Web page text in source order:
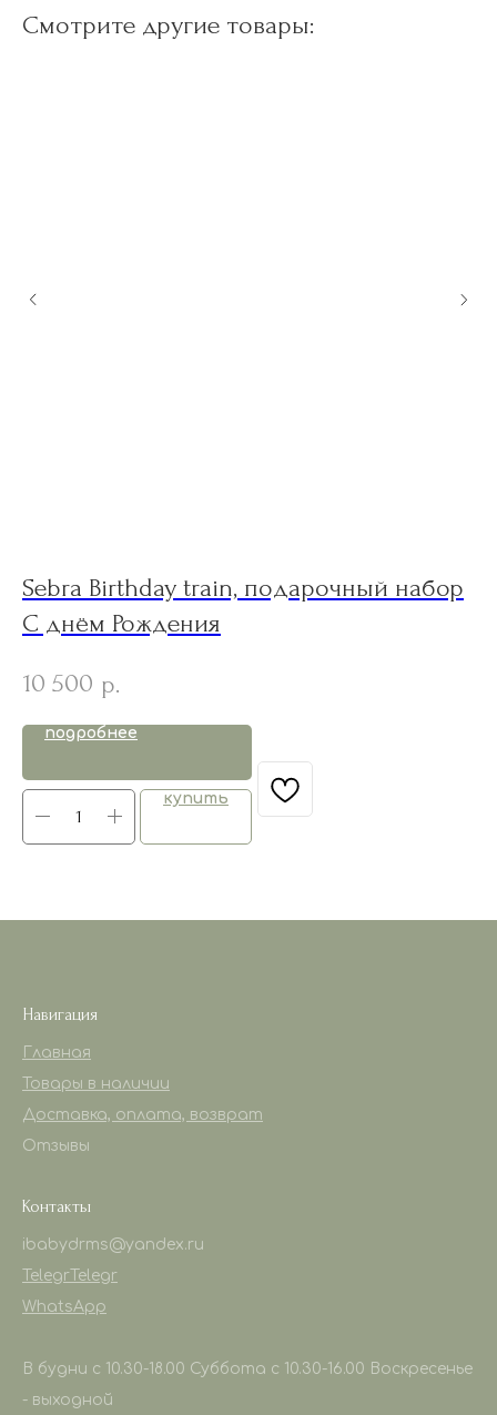
Смотрите другие товары:
Sebra Birthday train, подарочный набор
С днём Рождения
10 500 р.
подробнее
купить
Навигация
Главная
Товары в наличии
Доставка, оплата, возврат
Отзывы
Контакты
ibabydrms@yandex.ru
Telegr Telegr
WhatsApp
В будни с 10.30-18.00 Суббота с 10.30-16.00 Воскресенье
- выходной